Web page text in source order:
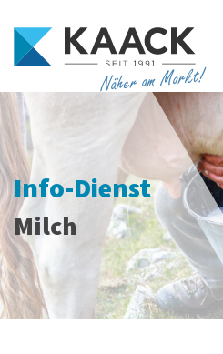
Näher am Markt!
Info-Dienst
Milch